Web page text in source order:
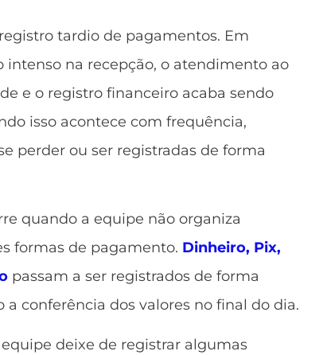
tardio de pagamentos. Em
na recepção, o atendimento ao
e o registro financeiro acaba sendo
isso acontece com frequência,
perder ou ser registradas de forma
quando a equipe não organiza
formas de pagamento. Dinheiro, Pix,
passam a ser registrados de forma
conferência dos valores no final do dia.
deixe de registrar algumas